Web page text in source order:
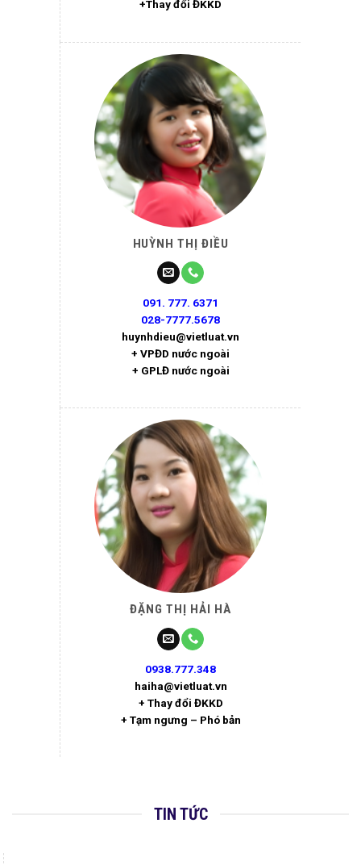
+Thay đổi ĐKKD
HUỲNH THỊ ĐIỀU
091. 777. 6371
028-7777.5678
huynhdieu@vietluat.vn
+ VPĐD nước ngoài
+ GPLĐ nước ngoài
ĐẶNG THỊ HẢI HÀ
0938.777.348
haiha@vietluat.vn
+ Thay đổi ĐKKD
+ Tạm ngưng – Phó bản
TIN TỨC